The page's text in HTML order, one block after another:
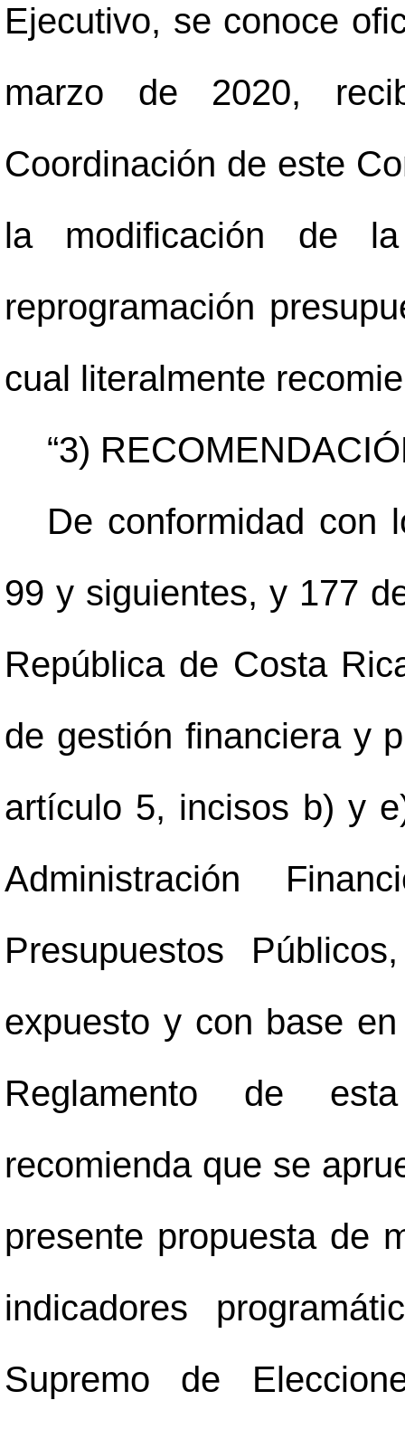
Ejecutivo, se conoce
marzo de 2020,
Coordinación de este
la modificación de
reprogramación
cual literalmente
“3)
De conformidad con
99 y siguientes, y 177
República de Costa
de gestión financiera y
artículo 5, incisos b) y
Administración
Presupuestos
expuesto y con base
Reglamento de
recomienda que se
presente propuesta de
indicadores
Supremo de